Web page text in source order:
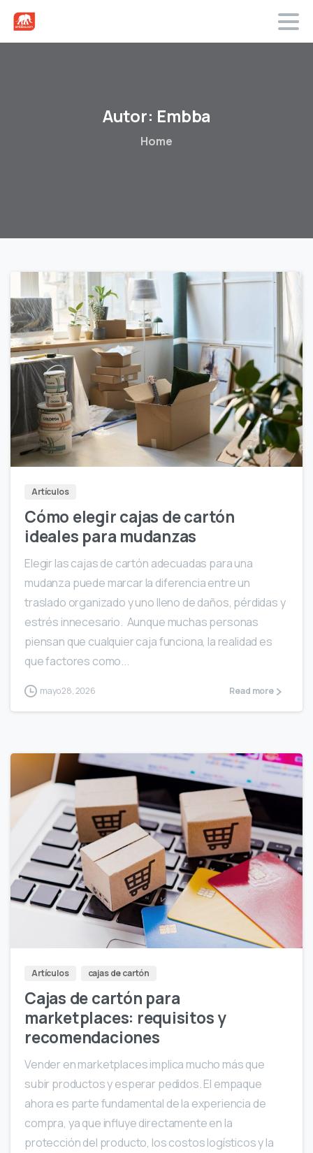
Autor: Embba
Home
Artículos
Cómo elegir cajas de cartón
ideales para mudanzas
Elegir las cajas de cartón adecuadas para una
mudanza puede marcar la diferencia entre un
traslado organizado y uno lleno de daños, pérdidas y
estrés innecesario. Aunque muchas personas
piensan que cualquier caja funciona, la realidad es
que factores como...
mayo 28, 2026 Read more
Artículos cajas de cartón
Cajas de cartón para
marketplaces: requisitos y
recomendaciones
Vender en marketplaces implica mucho más que
subir productos y esperar pedidos. El empaque
ahora es parte fundamental de la experiencia de
compra, ya que influye directamente en la
protección del producto, los costos logísticos y la